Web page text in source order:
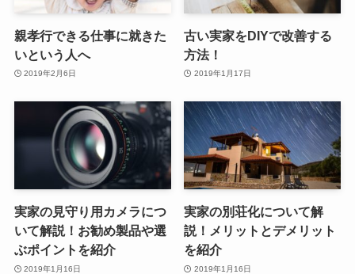
親孝行できる仕事に就きた
いという人へ
2019年2月6日
古い実家をDIYで改善する
方法！
2019年1月17日
実家の見守り用カメラにつ
いて解説！お勧め製品や選
ぶポイントを紹介
2019年1月16日
実家の別荘化について解
説！メリットとデメリット
を紹介
2019年1月16日